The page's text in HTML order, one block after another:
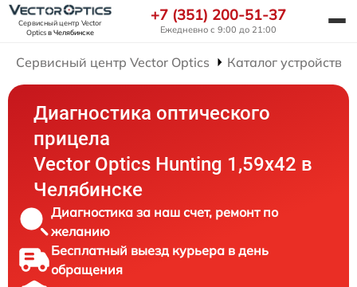
Сервисный центр Vector
Opticsв Челябинске
+7 (351) 200-51-37
Ежедневно с 9:00 до 21:00
Сервисный центр Vector Optics Каталог устройств
Диагностика оптического
прицела
Vector Optics Hunting 1,59x42 в
Челябинске
Диагностика за наш счет, ремонт по
желанию
Бесплатный выезд курьера в день
обращения